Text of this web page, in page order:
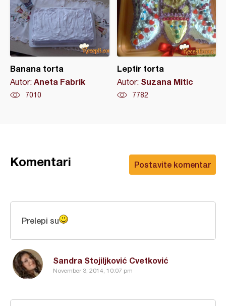
Banana torta
Autor: Aneta Fabrik
7010
Leptir torta
Autor: Suzana Mitic
7782
Postavite komentar
Komentari
Sandra Stojiljković Cvetković
November 3, 2014, 10:07 pm
Prelepi su